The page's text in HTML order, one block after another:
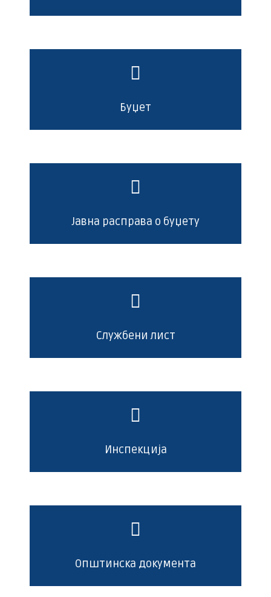
Буџет
Јавна расправа о буџету
Службени лист
Инспекција
Општинска документа